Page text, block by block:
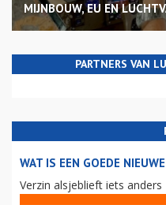
MIJNBOUW, EU EN
PARTNERS VAN
WAT IS EEN GOEDE
Verzin alsjeblieft iets anders